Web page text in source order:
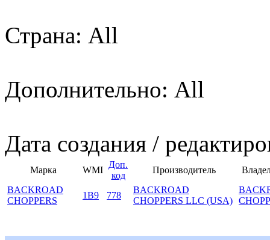
Страна: All
Дополнительно: All
Дата создания /
Марка WMI
Доп.
код
Производитель
BACKROAD
CHOPPERS
1B9 778
BACKROAD
CHOPPERS LLC (USA)